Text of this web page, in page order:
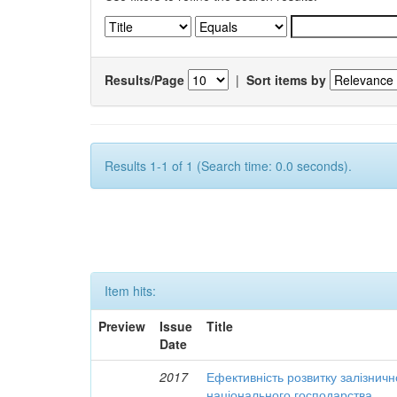
Results/Page | Sort items by
Results 1-1 of 1 (Search time: 0.0 seconds).
Item hits:
Preview
Issue
Date
Title
2017
Ефективність розвитку